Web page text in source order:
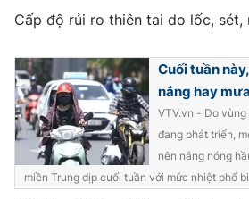
Sản phẩm
Thị trường
Tư vấn
Giao lưu trực tuyến
Lịch phát sóng
Chuyên mục khác
Emagazine
Cấp độ rủi ro thiên tai do lốc, sét,
Cuối tuần
nắng hay
VTV.vn - Do
đang phát triển,
nên nắng nóng
miền Trung dịp cuối tuần với mức nhiệt phổ